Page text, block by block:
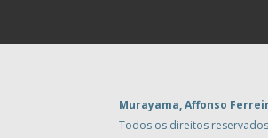
Murayama, Affonso
Todos os direitos